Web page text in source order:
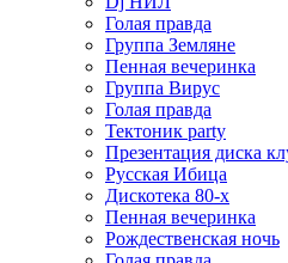
Голая правда
Группа Земляне
Пенная вечеринка
Группа Вирус
Голая правда
Тектоник party
Презентация диска
Русская Ибица
Дискотека 80-х
Пенная вечеринка
Рождественская ночь